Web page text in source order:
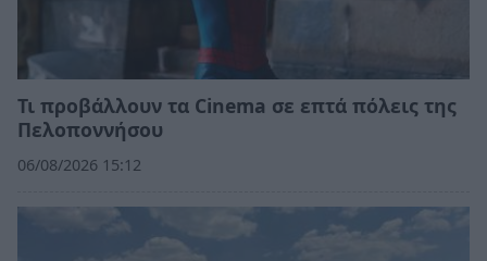
Τι προβάλλουν τα Cinema σε επτά πόλεις της
Πελοποννήσου
06/08/2026 15:12